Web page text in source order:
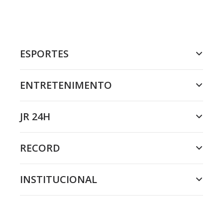
ESPORTES
ENTRETENIMENTO
JR 24H
RECORD
INSTITUCIONAL